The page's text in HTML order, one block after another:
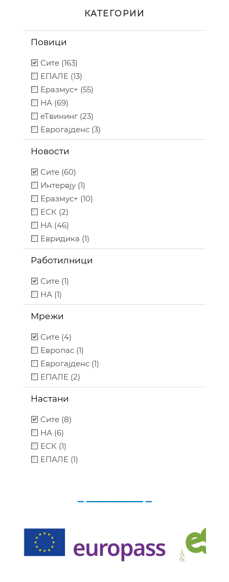
КАТЕГОРИИ
Повици
Сите (163)
ЕПАЛЕ (13)
Еразмус+ (55)
НА (69)
еТвининг (23)
Еврогајденс (3)
Новости
Сите (60)
Интервју (1)
Еразмус+ (10)
ЕСК (2)
НА (46)
Евридика (1)
Работилници
Сите (1)
НА (1)
Мрежи
Сите (4)
Европас (1)
Еврогајденс (1)
ЕПАЛЕ (2)
Настани
Сите (8)
НА (6)
ЕСК (1)
ЕПАЛЕ (1)
_ __________ _